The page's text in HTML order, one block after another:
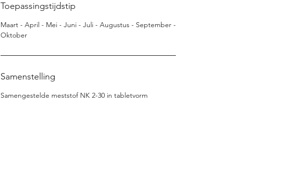
Toepassingstijdstip
Maart - April - Mei - Juni - Juli - Augustus - September -
Oktober
Samenstelling
Samengestelde meststof NK 2-30 in tabletvorm